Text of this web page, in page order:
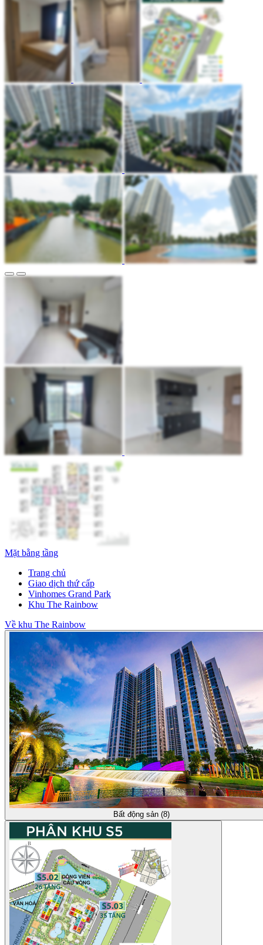
Mặt bằng tầng
Trang chủ
Giao dịch thứ cấp
Vinhomes Grand Park
Khu The Rainbow
Về khu The Rainbow
Bất động sản (8)